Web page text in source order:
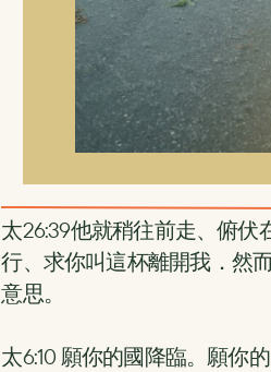
太26:39他就稍往前走、俯
行、求你叫這杯離開我．然
意思。
太6:10 願你的國降臨。願你